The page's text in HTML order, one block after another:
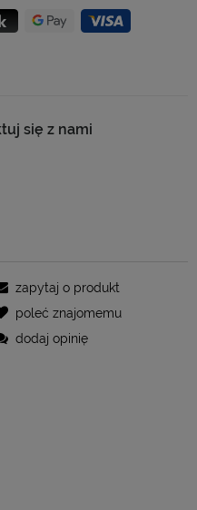
się z nami
zapytaj o produkt
poleć znajomemu
dodaj opinię